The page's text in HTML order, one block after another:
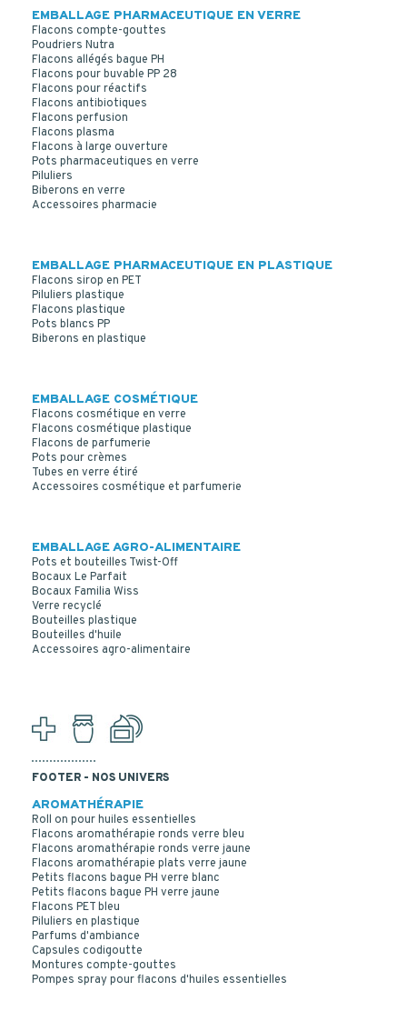
CAPSULE PP NOIR 38/400 JOINT TS POUR ROND LO VJ
CAPSULE PP NOIR 38/400 AUTO-JOINTANTE
EMBALLAGE PHARMACEUTIQUE EN VERRE
Flacons compte-gouttes
Poudriers Nutra
Flacons allégés bague PH
Flacons pour buvable PP 28
Flacons pour réactifs
Flacons antibiotiques
Flacons perfusion
Flacons plasma
Flacons à large ouverture
Pots pharmaceutiques en verre
Piluliers
Biberons en verre
Accessoires pharmacie
EMBALLAGE PHARMACEUTIQUE EN PLASTIQUE
Flacons sirop en PET
Piluliers plastique
Flacons plastique
Pots blancs PP
Biberons en plastique
EMBALLAGE COSMÉTIQUE
Flacons cosmétique en verre
Flacons cosmétique plastique
Flacons de parfumerie
Pots pour crèmes
Tubes en verre étiré
Accessoires cosmétique et parfumerie
EMBALLAGE AGRO-ALIMENTAIRE
Pots et bouteilles Twist-Off
Bocaux Le Parfait
Bocaux Familia Wiss
Verre recyclé
Bouteilles plastique
Bouteilles d'huile
Accessoires agro-alimentaire
FOOTER - NOS UNIVERS
AROMATHÉRAPIE
Roll on pour huiles essentielles
Flacons aromathérapie ronds verre bleu
Flacons aromathérapie ronds verre jaune
Flacons aromathérapie plats verre jaune
Petits flacons bague PH verre blanc
Petits flacons bague PH verre jaune
Flacons PET bleu
Piluliers en plastique
Parfums d'ambiance
Capsules codigoutte
Montures compte-gouttes
Pompes spray pour flacons d'huiles essentielles